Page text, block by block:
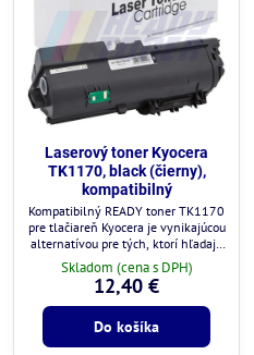
Laserový toner Kyocera
TK1170, black (čierny),
kompatibilný
Kompatibilný READY toner TK1170
pre tlačiareň Kyocera je vynikajúcou
alternatívou pre tých, ktorí hľadajú
cenovo dostupné a spoľahlivé
riešenie tlače.
Skladom (cena s DPH)
12,40 €
Do košíka